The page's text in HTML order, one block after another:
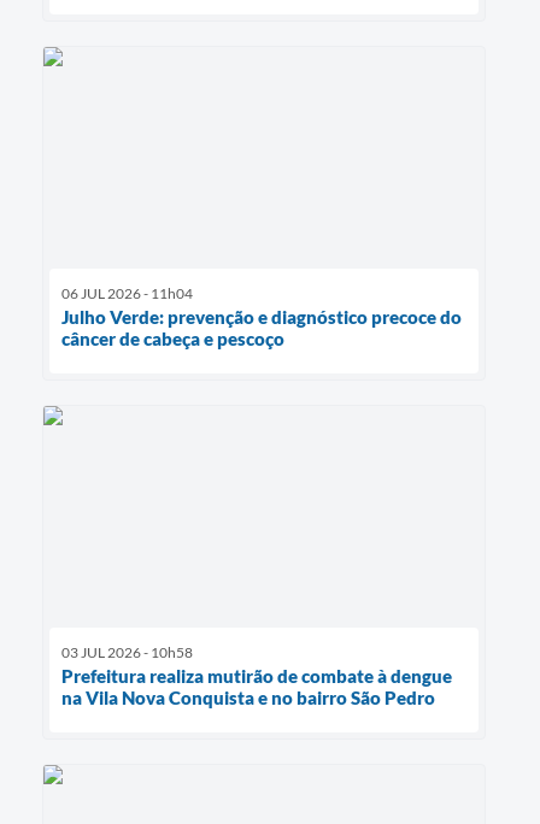
06 JUL 2026 - 11h04
Julho Verde: prevenção e diagnóstico precoce do
câncer de cabeça e pescoço
03 JUL 2026 - 10h58
Prefeitura realiza mutirão de combate à dengue
na Vila Nova Conquista e no bairro São Pedro